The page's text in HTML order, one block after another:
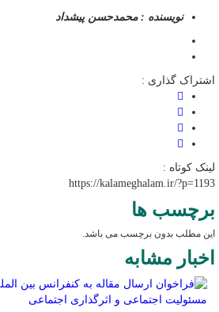
نویسنده : محمدحسن پیشداد
اشتراک گذاری :
لینک کوتاه :
https://kalameghalam.ir/?p=1193
برچسب ها
این مطلب بدون برچسب می باشد.
اخبار مشابه